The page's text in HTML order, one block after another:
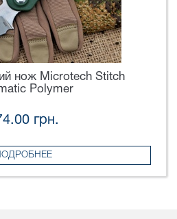
нож Microtech Stitch
Polymer
грн.